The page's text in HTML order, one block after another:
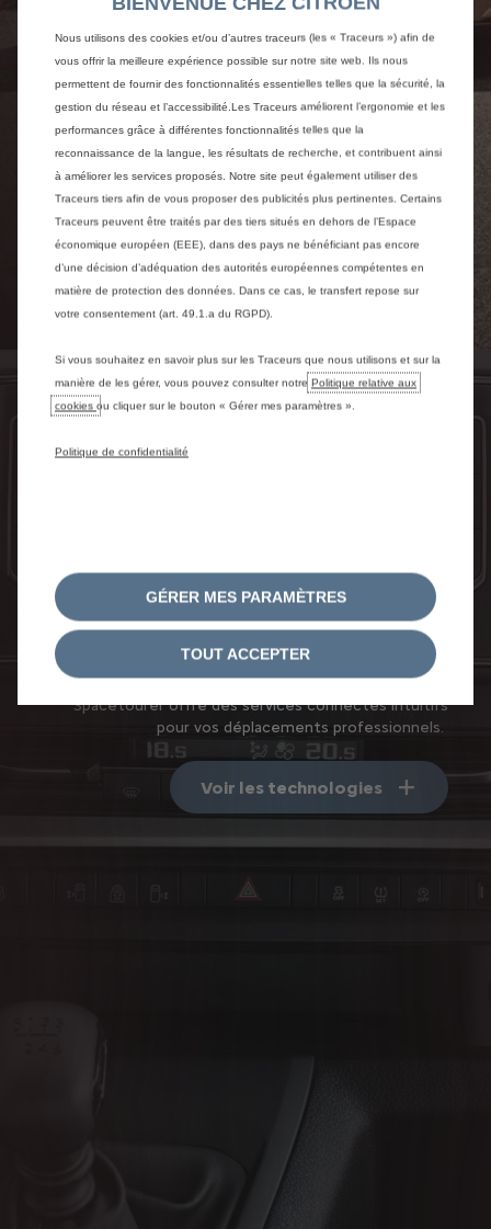
UN VAN 100% CONNECTÉ
16 aides à la conduite
surveillance d’angle mort.
Le meilleur de la
technologie
Avec Connect Nav, Connect Box et Connect Play,
Spacetourer offre des services connectés intuitifs
pour vos déplacements professionnels.
Voir les technologies
Nous utilisons des cookies et/ou d’autres traceurs (les « Traceurs ») afin de
vous offrir la meilleure expérience possible sur notre site web. Ils nous
permettent de fournir des fonctionnalités essentielles telles que la sécurité, la
gestion du réseau et l’accessibilité.Les Traceurs améliorent l’ergonomie et les
performances grâce à différentes fonctionnalités telles que la
reconnaissance de la langue, les résultats de recherche, et contribuent ainsi
à améliorer les services proposés. Notre site peut également utiliser des
Traceurs tiers afin de vous proposer des publicités plus pertinentes. Certains
Traceurs peuvent être traités par des tiers situés en dehors de l’Espace
économique européen (EEE), dans des pays ne bénéficiant pas encore
d’une décision d’adéquation des autorités européennes compétentes en
matière de protection des données. Dans ce cas, le transfert repose sur
votre consentement (art. 49.1.a du RGPD).
Si vous souhaitez en savoir plus sur les Traceurs que nous utilisons et sur la
manière de les gérer, vous pouvez consulter notre Politique relative aux
cookies ou cliquer sur le bouton « Gérer mes paramètres ».
Politique de confidentialité
GÉRER MES PARAMÈTRES
TOUT ACCEPTER